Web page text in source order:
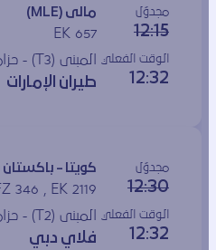
مجدوَل
12:15
مالى (MLE)
EK 657
الوقت الفعلي
12:32
المبنى (T3) - حزام الأمتعة (14)
طيران الإمارات
مجدوَل
12:30
كويتا - باكستان (UET)
FZ 346 , EK 2119
الوقت الفعلي
12:32
المبنى (T2) - حزام الأمتعة (3)
فلاي دبي